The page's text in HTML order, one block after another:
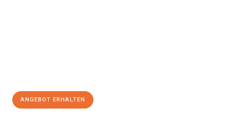
ANGEBOT ERHALTEN